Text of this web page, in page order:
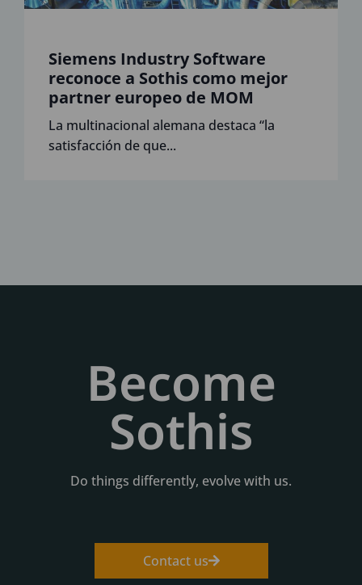
Siemens Industry Software
reconoce a Sothis como mejor
partner europeo de MOM
La multinacional alemana destaca “la
satisfacción de que...
Become
Sothis
Do things differently, evolve with us.
Contact us